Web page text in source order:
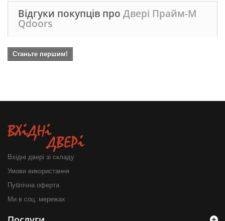
Відгуки покупців про Двері Прайм-М
Qdoors
Станьте першим!
Вхідні двері зі складу
Умови використання
Публічна оферта
Ми в соц. мережах